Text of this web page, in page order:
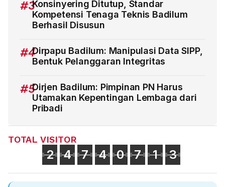
#3Konsinyering Ditutup, Standar
Kompetensi Tenaga Teknis Badilum
Berhasil Disusun
#4Dirpapu Badilum: Manipulasi Data SIPP,
Bentuk Pelanggaran Integritas
#5Dirjen Badilum: Pimpinan PN Harus
Utamakan Kepentingan Lembaga dari
Pribadi
TOTAL VISITOR
2 4 7 4 0 7 1 3